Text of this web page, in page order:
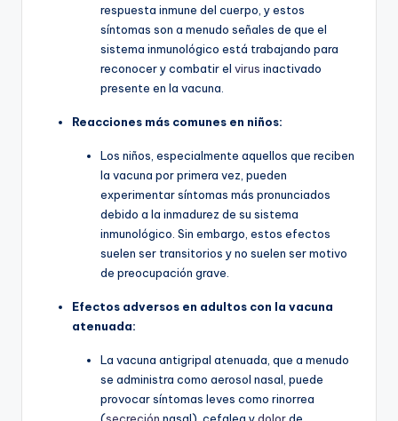
respuesta inmune del cuerpo, y estos
síntomas son a menudo señales de que el
sistema inmunológico está trabajando para
reconocer y combatir el virus inactivado
presente en la vacuna.
Reacciones más comunes en niños:
Los niños, especialmente aquellos que reciben
la vacuna por primera vez, pueden
experimentar síntomas más pronunciados
debido a la inmadurez de su sistema
inmunológico. Sin embargo, estos efectos
suelen ser transitorios y no suelen ser motivo
de preocupación grave.
Efectos adversos en adultos con la vacuna
atenuada:
La vacuna antigripal atenuada, que a menudo
se administra como aerosol nasal, puede
provocar síntomas leves como rinorrea